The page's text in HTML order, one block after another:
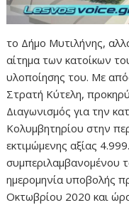
το Δήμο Μυτιλήνης,
αίτημα των κατοίκων
υλοποίησης του. Με
Στρατή Κύτελη,
Διαγωνισμός για την
Κολυμβητηρίου στην
εκτιμώμενης αξίας
συμπεριλαμβανομένου
ημερομηνία υποβολής
Οκτωβρίου 2020 και